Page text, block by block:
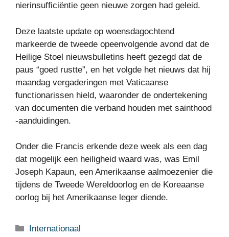
nierinsufficiëntie geen nieuwe zorgen had geleid.
Deze laatste update op woensdagochtend
markeerde de tweede opeenvolgende avond dat de
Heilige Stoel nieuwsbulletins heeft gezegd dat de
paus “goed rustte”, en het volgde het nieuws dat hij
maandag vergaderingen met Vaticaanse
functionarissen hield, waaronder de ondertekening
van documenten die verband houden met sainthood
-aanduidingen.
Onder die Francis erkende deze week als een dag
dat mogelijk een heiligheid waard was, was Emil
Joseph Kapaun, een Amerikaanse aalmoezenier die
tijdens de Tweede Wereldoorlog en de Koreaanse
oorlog bij het Amerikaanse leger diende.
Categorieën
Internationaal